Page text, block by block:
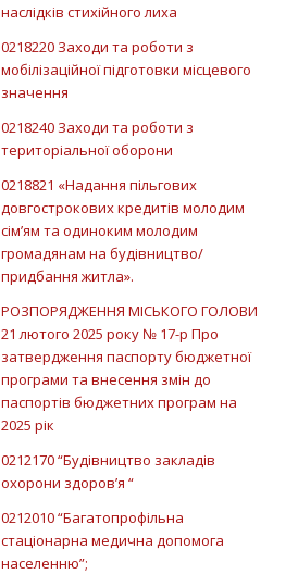
наслідків стихійного лиха
0218220 Заходи та роботи з
мобілізаційної підготовки місцевого
значення
0218240 Заходи та роботи з
територіальної оборони
0218821 «Надання пільгових
довгострокових кредитів молодим
сім’ям та одиноким молодим
громадянам на будівництво/
придбання житла».
РОЗПОРЯДЖЕННЯ МІСЬКОГО ГОЛОВИ
21 лютого 2025 року № 17-р Про
затвердження паспорту бюджетної
програми та внесення змін до
паспортів бюджетних програм на
2025 рік
0212170 “Будівництво закладів
охорони здоров’я “
0212010 “Багатопрофільна
стаціонарна медична допомога
населенню”;